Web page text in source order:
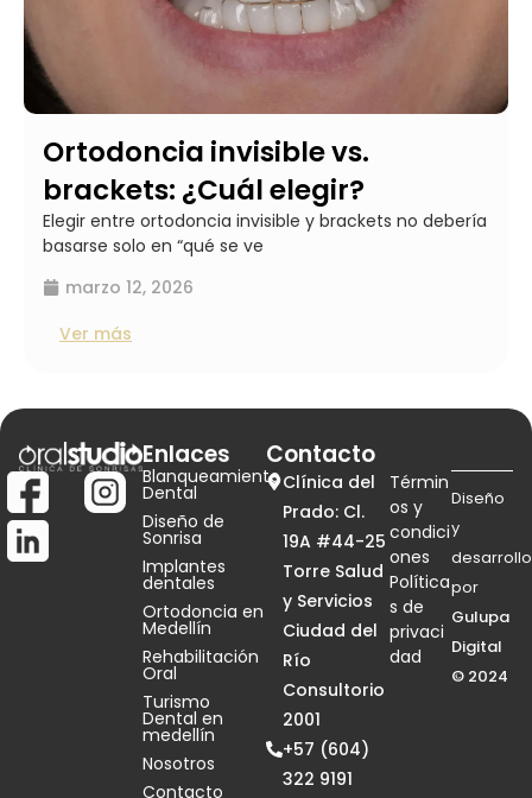
Ortodoncia invisible vs.
brackets: ¿Cuál elegir?
Elegir entre ortodoncia invisible y brackets no debería
basarse solo en “qué se ve
marzo 12, 2026
Ver más
Enlaces
Blanqueamiento
Dental
Diseño de
Sonrisa
Implantes
dentales
Ortodoncia en
Medellín
Rehabilitación
Oral
Turismo
Dental en
medellín
Nosotros
Contacto
Contacto
+57 (604)
322 9191
Clínica del
Prado: Cl.
19A #44-25
Torre Salud
y Servicios
Ciudad del
Río
Consultorio
2001
Diseño
y
desarrollo
por
Gulupa
Digital
© 2024
Términ
os y
condici
ones
Política
s de
privaci
dad